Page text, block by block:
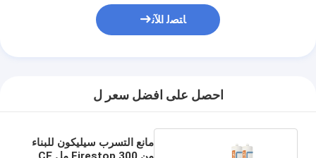
ﺎﺘﺼﻟ ﺍﻶﻧ
احصل على افضل سعر ل
مانع التسرب سيليكون للبناء